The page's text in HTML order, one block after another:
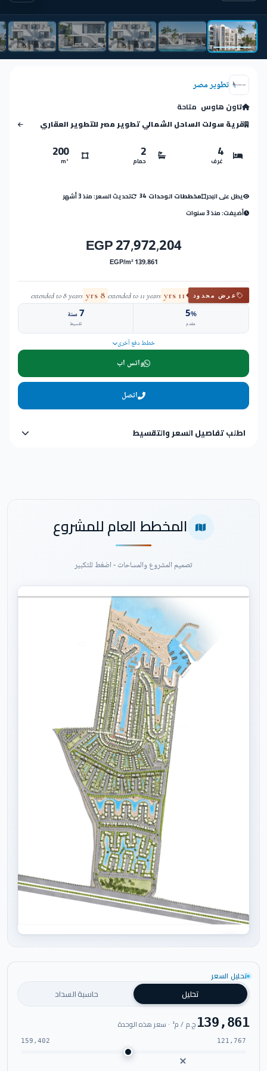
تطوير مصر
تاون هاوس متاحة
قرية سولت الساحل الشمالي تطوير مصر للتطوير العقاري
4
غرف
2
حمام
200
m²
يطل على البحر مخططات الوحدات 34
تحديث السعر: منذ 3 أشهر
أضيفت: منذ 3 سنوات
27,972,204 EGP
139,861 EGP/m²
عرض محدود 11 yrs
extended to 11 years
8 yrs
extended to 8 years
5%
مقدم
7سنة
تقسيط
خطط دفع أخرى
واتس اب
اتصل
اطلب تفاصيل السعر والتقسيط
المخطط العام للمشروع
تصميم المشروع والمساحات - اضغط للتكبير
تحليل السعر
تحليل حاسبة السداد
139,861ج.م / م² · سعر هذه الوحدة
121,767
159,402